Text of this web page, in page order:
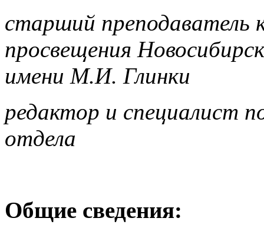
старший преподаватель
просвещения
имени М.И. Глинки
редактор и специалист
отдела
Общие сведения: